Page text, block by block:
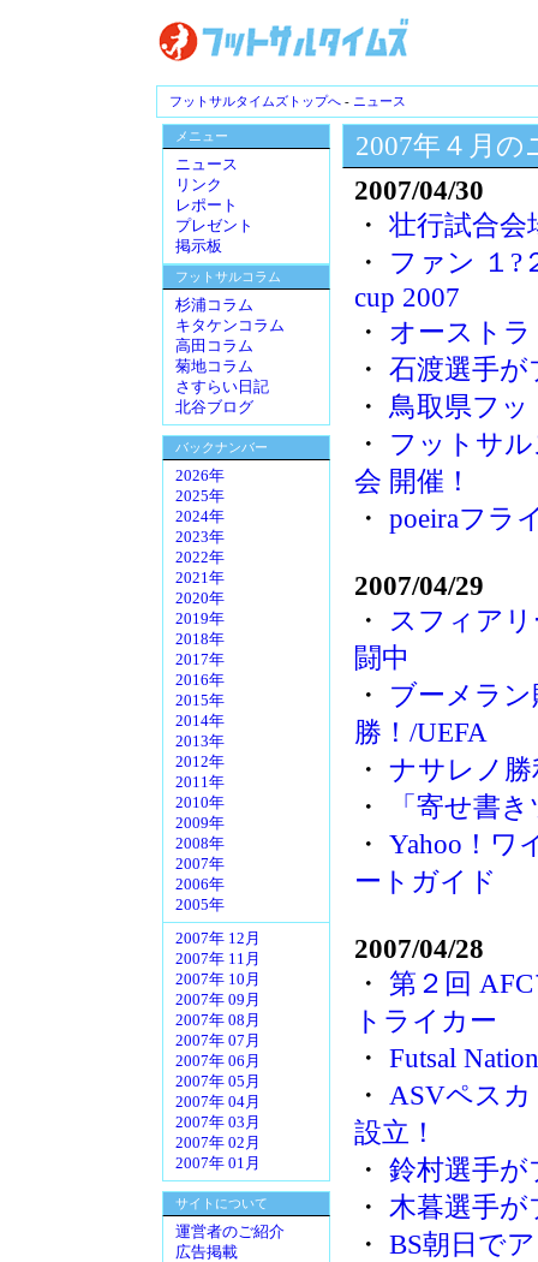
フットサルタイムズトップへ - ニュース
メニュー
ニュース
リンク
レポート
プレゼント
掲示板
フットサルコラム
杉浦コラム
キタケンコラム
高田コラム
菊地コラム
さすらい日記
北谷ブログ
バックナンバー
2026年
2025年
2024年
2023年
2022年
2021年
2020年
2019年
2018年
2017年
2016年
2015年
2014年
2013年
2012年
2011年
2010年
2009年
2008年
2007年
2006年
2005年
2007年 12月
2007年 11月
2007年 10月
2007年 09月
2007年 08月
2007年 07月
2007年 06月
2007年 05月
2007年 04月
2007年 03月
2007年 02月
2007年 01月
サイトについて
運営者のご紹介
広告掲載
2007年４月の
2007/04/30
・ 壮行試合
・ ファン １?
cup 2007
・ オースト
・ 石渡選手
・ 鳥取県フ
・ フットサ
会 開催！
・ poeiraフラ
2007/04/29
・
スフィア
闘中
・ ブーメラ
勝！/UEFA
・ ナサレノ
・
「寄せ書
・ Yahoo！ワ
ートガイド
2007/04/28
・ 第２回
トライカー
・ Futsal
・ ASVペス
設立！
・ 鈴村選手
・ 木暮選手
・ BS朝日で